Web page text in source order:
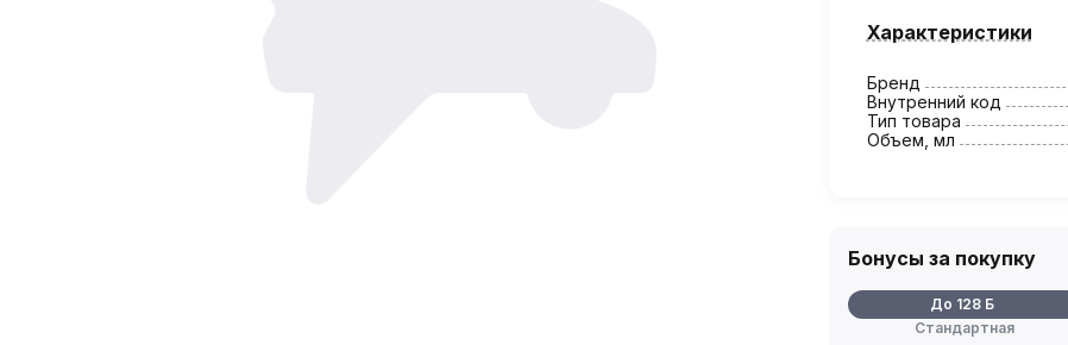
Характеристики
Бренд
Внутренний код
Тип товара
Объем, мл
Бонусы за покупку
До 128 Б
Стандартная